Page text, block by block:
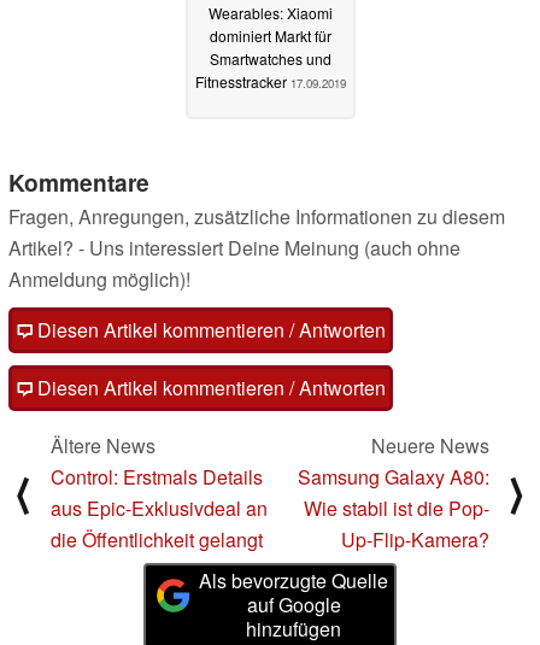
Wearables: Xiaomi
dominiert Markt für
Smartwatches und
Fitnesstracker 17.09.2019
Kommentare
Fragen, Anregungen, zusätzliche Informationen zu diesem
Artikel? - Uns interessiert Deine Meinung (auch ohne
Anmeldung möglich)!
Diesen Artikel kommentieren / Antworten
Diesen Artikel kommentieren / Antworten
⟨
Ältere News
Control: Erstmals Details
aus Epic-Exklusivdeal an
die Öffentlichkeit gelangt
Neuere News
Samsung Galaxy A80:
Wie stabil ist die Pop-
Up-Flip-Kamera?
⟩
Als bevorzugte Quelle
auf Google
hinzufügen